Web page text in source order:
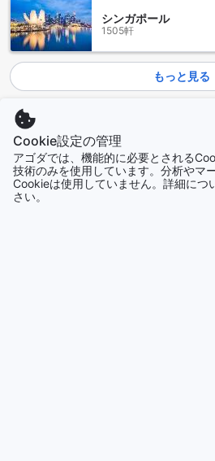
が集まり、活気ある雰囲気を作り出
中には博物館もあり、訪れる人々に
や文化を伝えています。ベルヴァー
く、地元の生活を感じることができ
ジュール、ハンガリーにあるエデン
寄りの空港からアクセスが非常に便
ブダペスト・フェリヘジ国際空港（
ーホームまでの距離は約90キロメー
レンタカーを利用することができ、
エデンセンター ホーム周辺の魅力的
シンガポール
1505軒
もっと見る
今話題の都市
Cookie設定の管理
アゴダでは、機能的に必要とされる
技術のみを使用しています。分析やマ
Cookieは使用していません。詳細につ
さい。